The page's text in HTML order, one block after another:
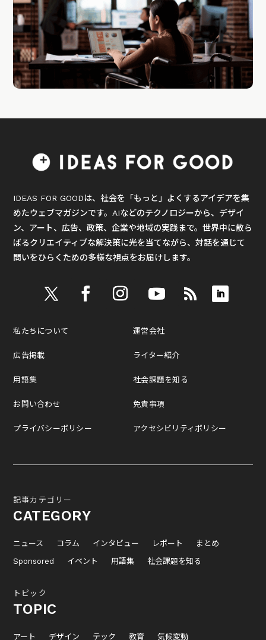
IDEAS FOR GOODは、社会を「もっと」よくするアイデアを集
めたウェブマガジンです。AIなどのテクノロジーから、デザイ
ン、アート、広告、政策、企業や地域の実践まで。世界中に散ら
ばるクリエイティブな解決策に光を当てながら、対話を通じて
問いをひらくための多様な視点をお届けします。
私たちについて
広告掲載
用語集
お問い合わせ
プライバシーポリシー
運営会社
ライター紹介
社会課題を知る
免責事項
アクセシビリティポリシー
記事カテゴリー
CATEGORY
ニュース コラム インタビュー レポート
まとめ
Sponsored
イベント 用語集 社会課題を知る
トピック
TOPIC
アート デザイン テック 教育 気候変動